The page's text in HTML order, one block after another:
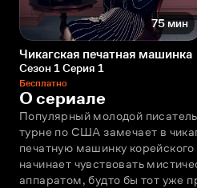
75 мин
Чикагская печатная машинка
Сезон 1 Серия 1
Бесплатно
О сериале
Популярный молодой
турне по США замечает в
печатную машинку
начинает чувствовать
аппаратом, будто бы тот уже